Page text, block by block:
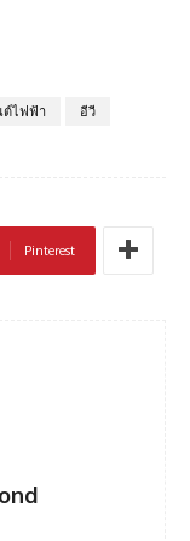
ต์ไฟฟ้า
อีวี
Pinterest